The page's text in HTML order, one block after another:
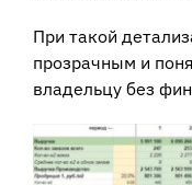
При такой
прозрачным и
владельцу без